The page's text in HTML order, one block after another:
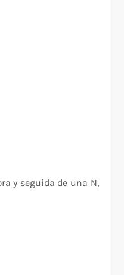
y seguida de una N,